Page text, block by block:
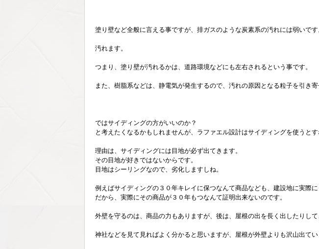
塗り壁など全般に言える事ですが、排ガスのような炭素系の汚れには弱いです
汚れます。
つまり、塗り壁が汚れるかは、道路環境などにも左右されるという事です。
また、樹脂系などは、静電気が発生するので、汚れの原因となる粒子を引き
ではサイディングの方がいいのか？
と考えたくなるかもしれませんが、ラファエル設計はサイディングを使うと
理由は、サイディングには目地が必ず出てきます。
その目地が好きではないからです。
目地はシーリングなので、劣化しますしね。
例えばサイディングの３０年キレイに保つなんて商品なども、建設地に実際
だから、実際にその商品が３０年もつなんて証明出来ないのです。
外壁を守るのは、商品の力もありますが、後は、屋根の出を長く出したりして
神社などを見て見ればよく分かると思いますが、屋根が外壁よりも沢山出てい